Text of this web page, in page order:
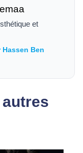
et
Hassen Ben